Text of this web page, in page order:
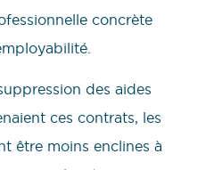
concrète
des aides
ces contrats, les
être moins enclines à